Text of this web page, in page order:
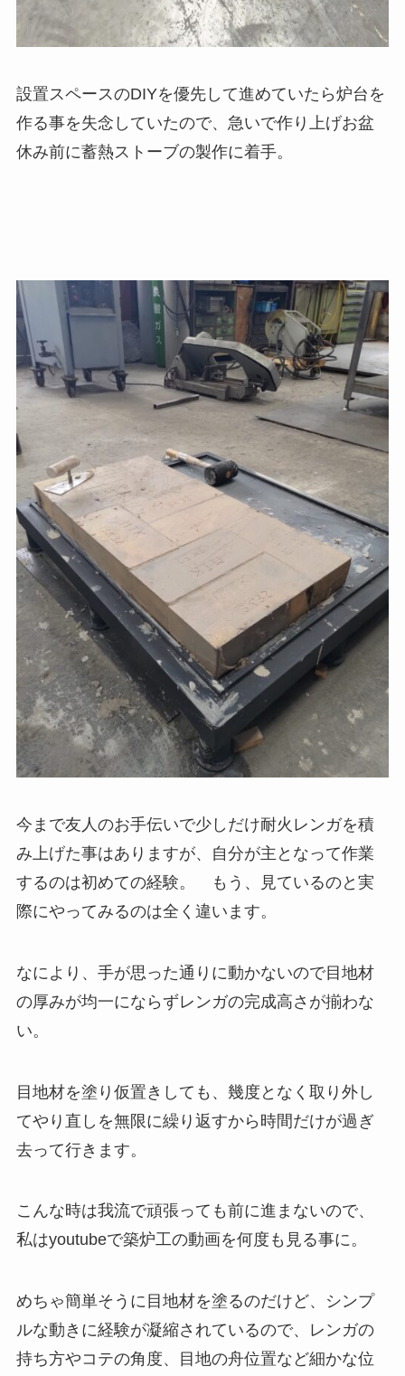
設置スペースのDIYを優先して進めていたら炉台を
作る事を失念していたので、急いで作り上げお盆
休み前に蓄熱ストーブの製作に着手。
今まで友人のお手伝いで少しだけ耐火レンガを積
み上げた事はありますが、自分が主となって作業
するのは初めての経験。 もう、見ているのと実
際にやってみるのは全く違います。
なにより、手が思った通りに動かないので目地材
の厚みが均一にならずレンガの完成高さが揃わな
い。
目地材を塗り仮置きしても、幾度となく取り外し
てやり直しを無限に繰り返すから時間だけが過ぎ
去って行きます。
こんな時は我流で頑張っても前に進まないので、
私はyoutubeで築炉工の動画を何度も見る事に。
めちゃ簡単そうに目地材を塗るのだけど、シンプ
ルな動きに経験が凝縮されているので、レンガの
持ち方やコテの角度、目地の舟位置など細かな位